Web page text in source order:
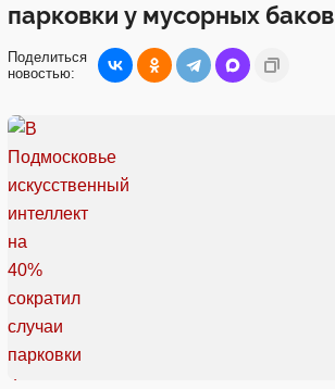
парковки у мусорных баков
Поделиться
новостью: